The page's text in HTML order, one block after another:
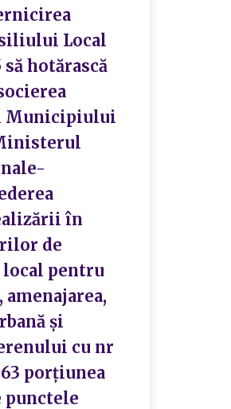
Local
hotărască
Municipiului
în
de
pentru
și
cu nr
porțiunea
punctele